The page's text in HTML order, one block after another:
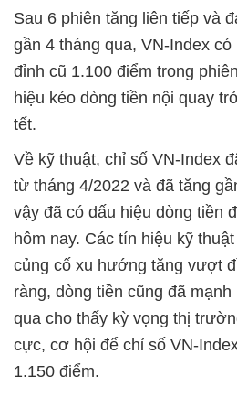
Sau 6 phiên tăng liên tiếp và
gần 4 tháng qua, VN-Index
đỉnh cũ 1.100 điểm trong
hiệu kéo dòng tiền nội quay
tết.
Về kỹ thuật, chỉ số VN-Index
từ tháng 4/2022 và đã tăng
vậy đã có dấu hiệu dòng tiền
hôm nay. Các tín hiệu kỹ
củng cố xu hướng tăng vượt
ràng, dòng tiền cũng đã
qua cho thấy kỳ vọng thị
cực, cơ hội để chỉ số VN-
1.150 điểm.